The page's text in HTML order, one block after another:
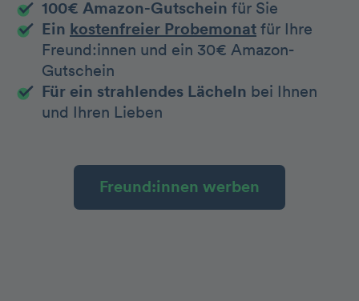
100€ Amazon-Gutschein für Sie
Ein kostenfreier Probemonat für Ihre
Freund:innen und ein 30€ Amazon-
Gutschein
Für ein strahlendes Lächeln bei Ihnen
und Ihren Lieben
Freund:innen werben